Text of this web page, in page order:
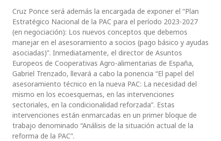
Cruz Ponce será además la encargada de exponer el “Plan
Estratégico Nacional de la PAC para el período 2023-2027
(en negociación): Los nuevos conceptos que debemos
manejar en el asesoramiento a socios (pago básico y ayudas
asociadas)”. Inmediatamente, el director de Asuntos
Europeos de Cooperativas Agro-alimentarias de España,
Gabriel Trenzado, llevará a cabo la ponencia “El papel del
asesoramiento técnico en la nueva PAC: La necesidad del
mismo en los ecoesquemas, en las intervenciones
sectoriales, en la condicionalidad reforzada”. Estas
intervenciones están enmarcadas en un primer bloque de
trabajo denominado “Análisis de la situación actual de la
reforma de la PAC”.